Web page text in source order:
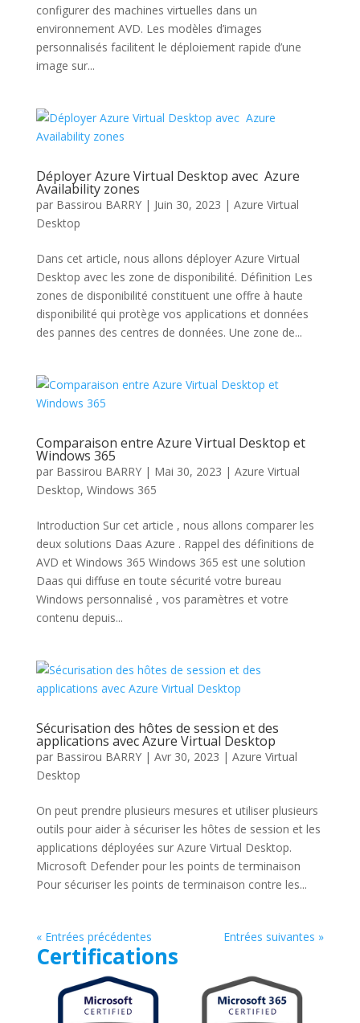
configurer des machines virtuelles dans un
environnement AVD. Les modèles d’images
personnalisés facilitent le déploiement rapide d’une
image sur...
Déployer Azure Virtual Desktop avec Azure
Availability zones
par Bassirou BARRY| Juin 30, 2023 | Azure Virtual
Desktop
Dans cet article, nous allons déployer Azure Virtual
Desktop avec les zone de disponibilité. Définition Les
zones de disponibilité constituent une offre à haute
disponibilité qui protège vos applications et données
des pannes des centres de données. Une zone de...
Comparaison entre Azure Virtual Desktop et
Windows 365
par Bassirou BARRY| Mai 30, 2023 | Azure Virtual
Desktop, Windows 365
Introduction Sur cet article , nous allons comparer les
deux solutions Daas Azure . Rappel des définitions de
AVD et Windows 365 Windows 365 est une solution
Daas qui diffuse en toute sécurité votre bureau
Windows personnalisé , vos paramètres et votre
contenu depuis...
Sécurisation des hôtes de session et des
applications avec Azure Virtual Desktop
par Bassirou BARRY| Avr 30, 2023 | Azure Virtual
Desktop
On peut prendre plusieurs mesures et utiliser plusieurs
outils pour aider à sécuriser les hôtes de session et les
applications déployées sur Azure Virtual Desktop.
Microsoft Defender pour les points de terminaison
Pour sécuriser les points de terminaison contre les...
« Entrées précédentes Entrées suivantes »
Certifications